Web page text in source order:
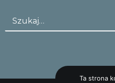
Ta strona